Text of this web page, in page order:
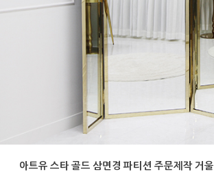
아트유 스타 골드 삼면경 파티션 주문제작 거울